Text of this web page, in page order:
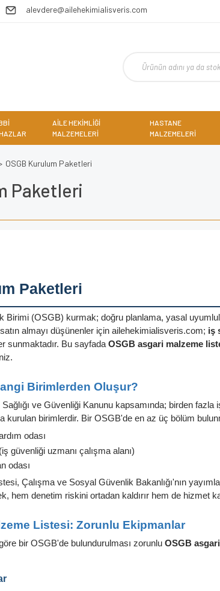
alevdere@ailehekimialisveris.com
AİLE HEKİMLİĞİ
MALZEMELERİ
HASTANE
MALZEMELERİ
OSGB Kurulum Paketleri
Paketleri
Paketleri
Birimi (OSGB) kurmak; doğru planlama, yasal
satın almayı düşünenler için ailehekimialisveris.com; iş
sunmaktadır. Bu sayfada OSGB asgari malzeme
Birimlerden Oluşur?
ve Güvenliği Kanunu kapsamında; birden fazla
kurulan birimlerdir. Bir OSGB'de en az üç bölüm
odası
güvenliği uzmanı çalışma alanı)
odası
Çalışma ve Sosyal Güvenlik Bakanlığı'nın
hem denetim riskini ortadan kaldırır hem de hizmet
Listesi: Zorunlu Ekipmanlar
bir OSGB'de bulundurulması zorunlu OSGB